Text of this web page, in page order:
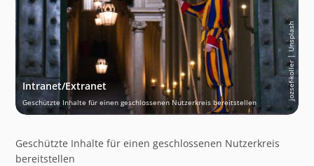
jozsef-koller | Unsplash
Intranet/Extranet
Geschützte Inhalte für einen geschlossenen Nutzerkreis bereitstellen
Geschützte Inhalte für einen geschlossenen Nutzerkreis
bereitstellen